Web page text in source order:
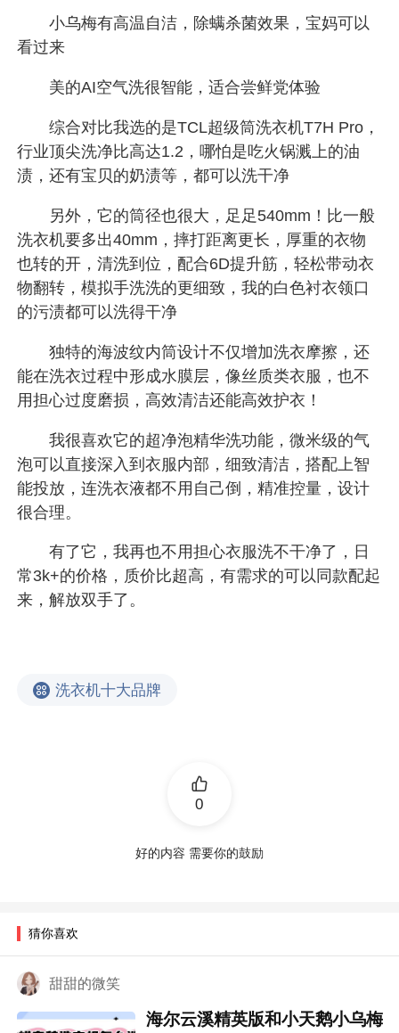
小乌梅有高温自洁，除螨杀菌效果，宝妈可以
看过来
美的AI空气洗很智能，适合尝鲜党体验
综合对比我选的是TCL超级筒洗衣机T7H Pro，
行业顶尖洗净比高达1.2，哪怕是吃火锅溅上的油
渍，还有宝贝的奶渍等，都可以洗干净
另外，它的筒径也很大，足足540mm！比一般
洗衣机要多出40mm，摔打距离更长，厚重的衣物
也转的开，清洗到位，配合6D提升筋，轻松带动衣
物翻转，模拟手洗洗的更细致，我的白色衬衣领口
的污渍都可以洗得干净
独特的海波纹内筒设计不仅增加洗衣摩擦，还
能在洗衣过程中形成水膜层，像丝质类衣服，也不
用担心过度磨损，高效清洁还能高效护衣！
我很喜欢它的超净泡精华洗功能，微米级的气
泡可以直接深入到衣服内部，细致清洁，搭配上智
能投放，连洗衣液都不用自己倒，精准控量，设计
很合理。
有了它，我再也不用担心衣服洗不干净了，日
常3k+的价格，质价比超高，有需求的可以同款配起
来，解放双手了。
洗衣机十大品牌
0
好的内容 需要你的鼓励
猜你喜欢
甜甜的微笑
海尔云溪精英版和小天鹅小乌梅